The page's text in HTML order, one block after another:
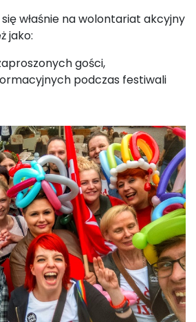
właśnie na wolontariat akcyjny
jako:
gości,
podczas festiwali